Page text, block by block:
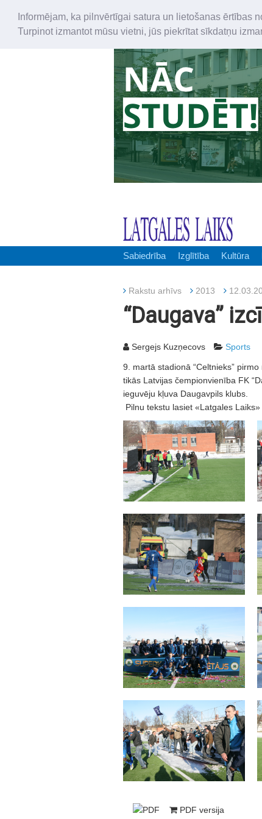
Informējam, ka pilnvērtīgai satura un lietošanas ērtības
Turpinot izmantot mūsu vietni, jūs piekrītat sīkdatņu
Sabiedrība Izglītība Kultūra
Rakstu arhīvs 2013
“Daugava”
Sergejs Kuzņecovs Sports
9. martā stadionā “Celtnieks”
tikās Latvijas čempionvienība FK
ieguvēju kļuva Daugavpils klubs.
Pilnu tekstu lasiet «Latgales
PDF versija